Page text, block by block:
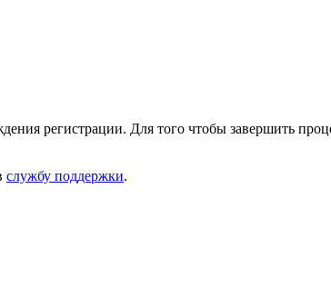
регистрации. Для того чтобы завершить
службу поддержки.